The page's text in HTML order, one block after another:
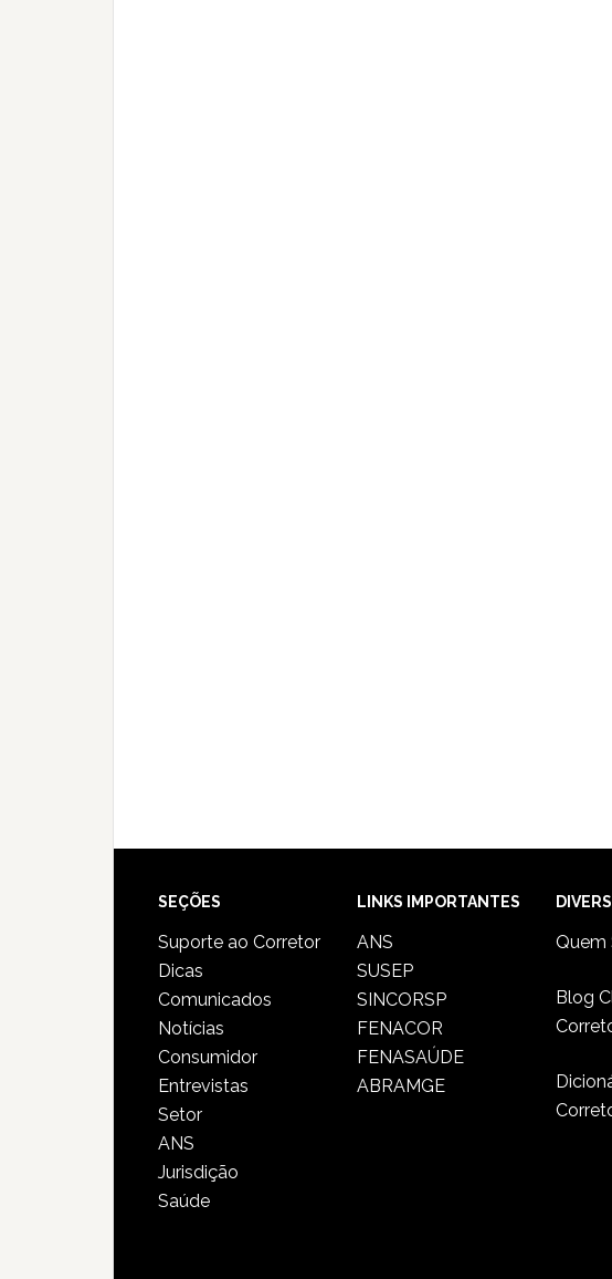
SEÇÕES
Suporte ao Corretor
Dicas
Comunicados
Notícias
Consumidor
Entrevistas
Setor
ANS
Jurisdição
Saúde
LINKS IMPORTANTES
ANS
SUSEP
SINCORSP
FENACOR
FENASAÚDE
ABRAMGE
Quem
Blog